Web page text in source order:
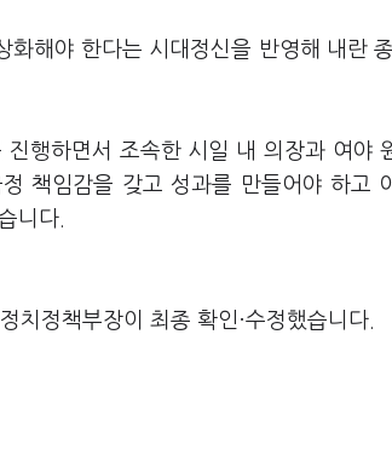
해야 한다는 시대정신을 반영해 내란
행하면서 조속한 시일 내 의장과 여야
책임감을 갖고 성과를 만들어야 하고
니다.
치정책부장이 최종 확인·수정했습니다.